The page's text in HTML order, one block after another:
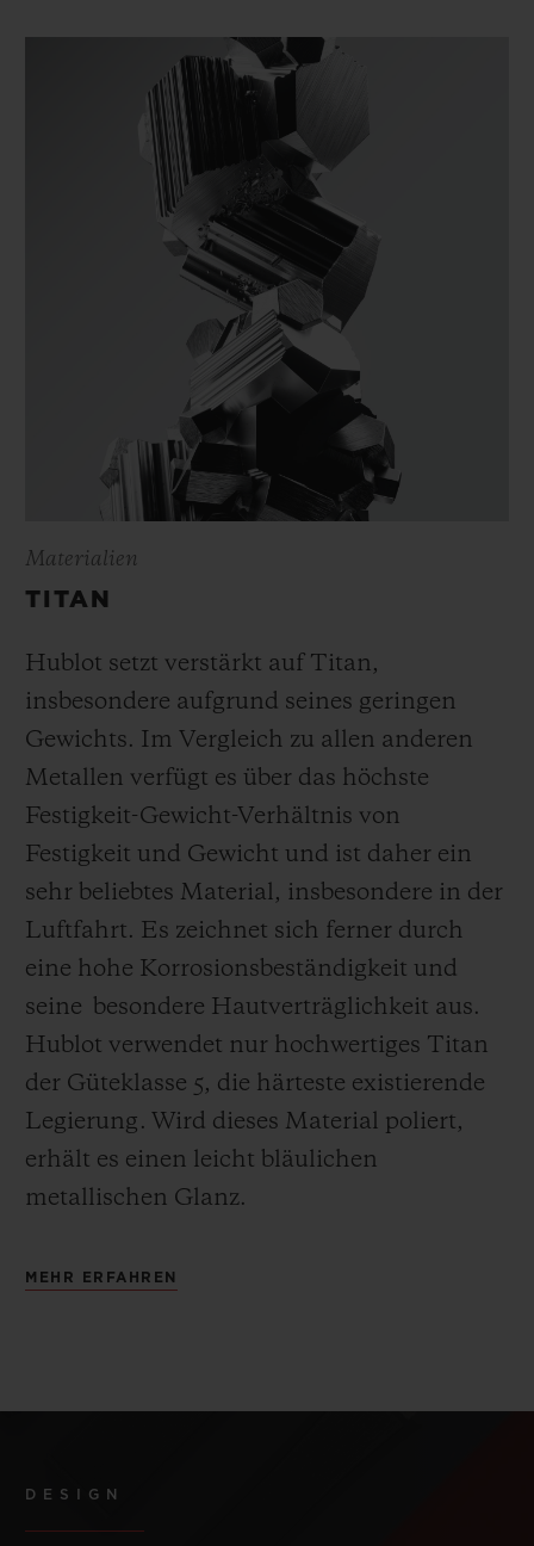
Materialien
TITAN
Hublot setzt verstärkt auf Titan,
insbesondere aufgrund seines geringen
Gewichts. Im Vergleich zu allen anderen
Metallen verfügt es über das höchste
Festigkeit-Gewicht-Verhältnis von
Festigkeit und Gewicht und ist daher ein
sehr beliebtes Material, insbesondere in der
Luftfahrt. Es zeichnet sich ferner durch
eine hohe Korrosionsbeständigkeit und
seine besondere Hautverträglichkeit aus.
Hublot verwendet nur hochwertiges Titan
der Güteklasse 5, die härteste existierende
Legierung. Wird dieses Material poliert,
erhält es einen leicht bläulichen
metallischen Glanz.
MEHR ERFAHREN
DESIGN